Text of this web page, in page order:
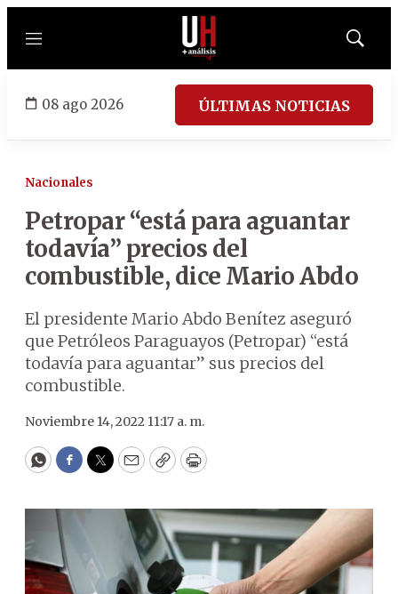
Menú
Mostrar
08 ago 2026 ÚLTIMAS NOTICIAS
Nacionales
Petropar “está para aguantar
todavía” precios del
combustible, dice Mario Abdo
El presidente Mario Abdo Benítez aseguró
que Petróleos Paraguayos (Petropar) “está
todavía para aguantar” sus precios del
combustible.
Noviembre 14, 2022 11:17 a. m.
WhatsApp
Facebook
Twitter
EmailCopyPrint